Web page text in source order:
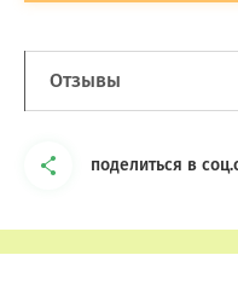
Отзывы
поделиться в